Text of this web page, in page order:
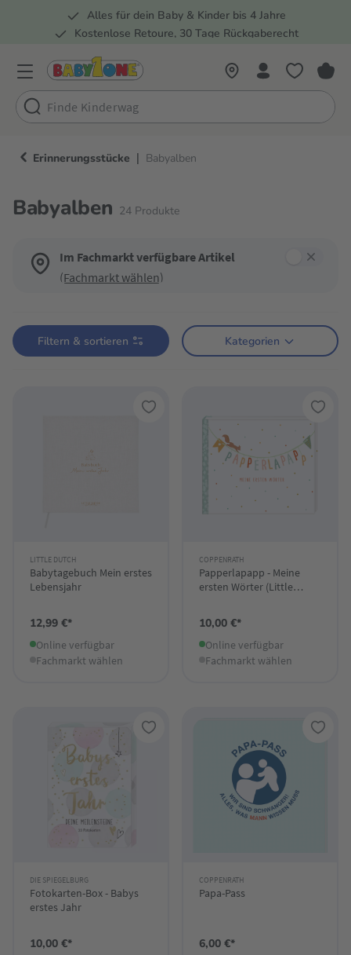
Zur Hauptnavigation springen
Alles für dein Baby & Kinder bis 4 Jahre
Kostenlose Retoure, 30 Tage Rückgaberecht
Erinnerungsstücke | Babyalben
Babyalben 24Produkte
Im Fachmarkt verfügbare Artikel
(Fachmarkt wählen)
Filtern & sortieren Kategorien
LITTLE DUTCH
Babytagebuch Mein erstes
Lebensjahr
12,99 €*
Online verfügbar
Fachmarkt wählen
COPPENRATH
Papperlapapp - Meine
ersten Wörter (Little
10,00 €*
Online verfügbar
Fachmarkt wählen
DIE SPIEGELBURG
Fotokarten-Box - Babys
erstes Jahr
10,00 €*
COPPENRATH
Papa-Pass
6,00 €*